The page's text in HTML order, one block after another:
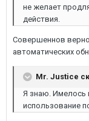
не желает
действия.
Совершеннов
автоматических
Mr. Justice
Я знаю. Имелось
использование